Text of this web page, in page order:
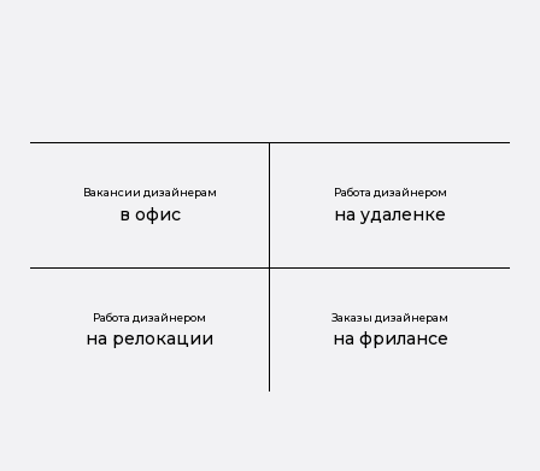
Вакансии дизайнерам
в офис
Работа дизайнером
на удаленке
Работа дизайнером
на релокации
Заказы дизайнерам
на фрилансе